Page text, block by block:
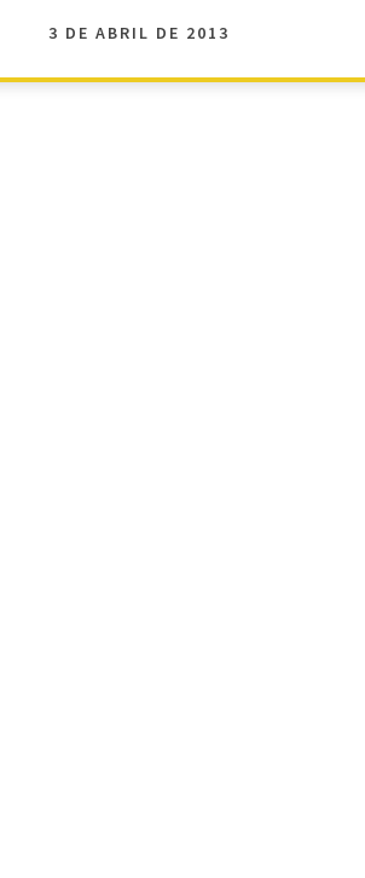
3 DE ABRIL DE 2013